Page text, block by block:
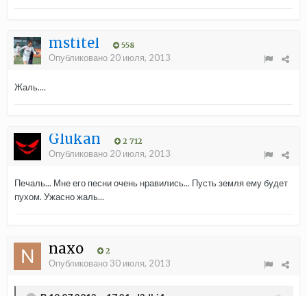
mstitel 558
Опубликовано 20 июля, 2013
Жаль....
Glukan 2 712
Опубликовано 20 июля, 2013
Печаль... Мне его песни очень нравились... Пусть земля ему будет
пухом. Ужасно жаль...
naxo 2
Опубликовано 30 июля, 2013